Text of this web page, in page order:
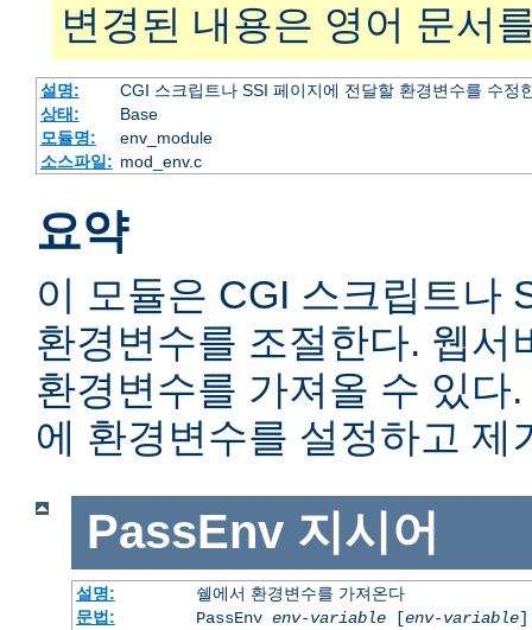
변경된 내용은 영어 문서
설명:
CGI 스크립트나 SSI 페이지에 전달할 환경변수를 수정
상태:
Base
모듈명:
env_module
소스파일: mod_env.c
요약
이 모듈은 CGI 스크립트나
환경변수를 조절한다. 웹서
환경변수를 가져올 수 있다
에 환경변수를 설정하고 제
PassEnv 지시어
설명:
쉘에서 환경변수를 가져온다
문법:
PassEnv env-variable[env-variable]